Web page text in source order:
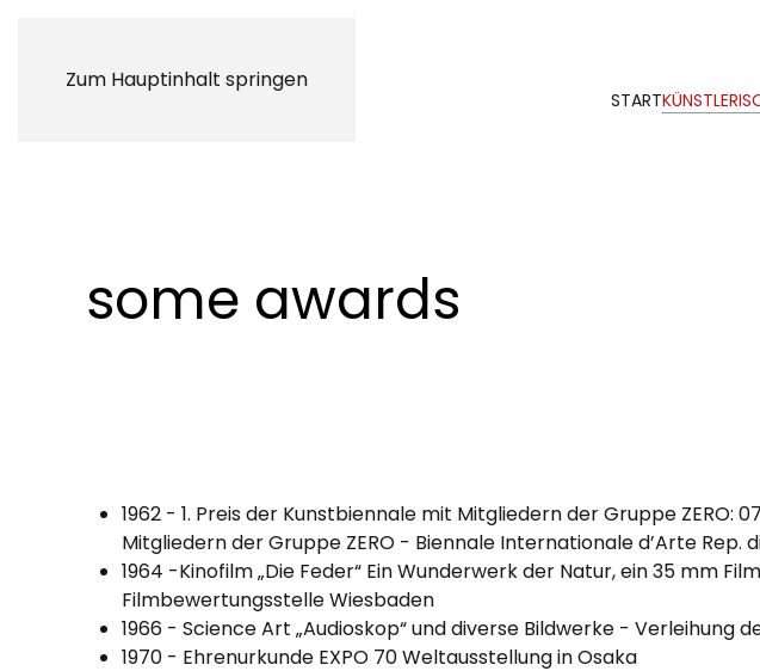
Zum Hauptinhalt springen
START
some awards
1962 - 1. Preis der Kunstbiennale mit Mitgliedern der Gruppe ZERO:
Mitgliedern der Gruppe ZERO - Biennale Internationale d’Arte Rep.
1964 -Kinofilm „Die Feder“ Ein Wunderwerk der Natur, ein 35 mm
Filmbewertungsstelle Wiesbaden
1966 - Science Art „Audioskop“ und diverse Bildwerke -
1970 - Ehrenurkunde EXPO 70 Weltausstellung in Osaka